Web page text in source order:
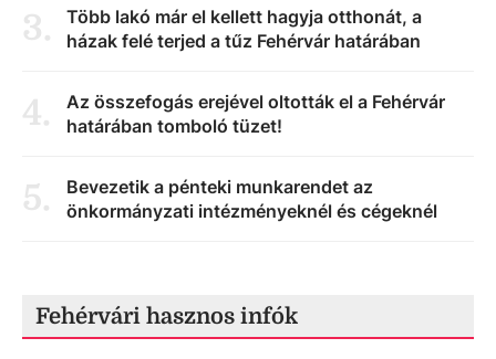
3.
Több lakó már el kellett hagyja otthonát, a
házak felé terjed a tűz Fehérvár határában
4.
Az összefogás erejével oltották el a Fehérvár
határában tomboló tüzet!
5.
Bevezetik a pénteki munkarendet az
önkormányzati intézményeknél és cégeknél
Fehérvári hasznos infók